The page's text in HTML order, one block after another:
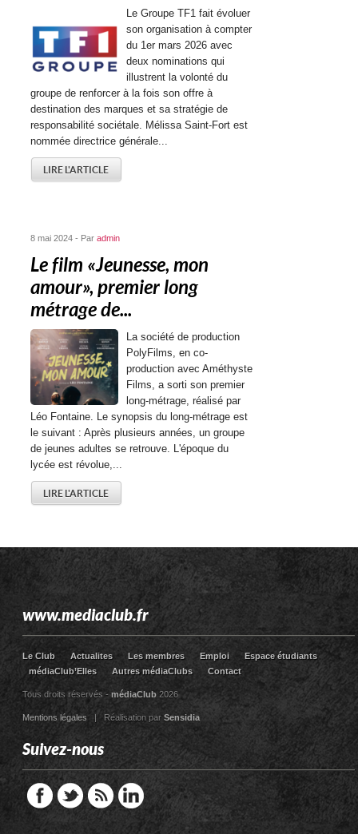
Le Groupe TF1 fait évoluer
son organisation à compter
du 1er mars 2026 avec
deux nominations qui
illustrent la volonté du
groupe de renforcer à la fois son offre à
destination des marques et sa stratégie de
responsabilité sociétale. Mélissa Saint-Fort est
nommée directrice générale...
LIRE L'ARTICLE
8 mai 2024 - Paradmin
Le film « Jeunesse, mon
amour », premier long
métrage de...
La société de production
PolyFilms, en co-
production avec Améthyste
Films, a sorti son premier
long-métrage, réalisé par
Léo Fontaine. Le synopsis du long-métrage est
le suivant : Après plusieurs années, un groupe
de jeunes adultes se retrouve. L'époque du
lycée est révolue,...
LIRE L'ARTICLE
www.mediaclub.fr
Le Club Actualites Les membres Emploi
Espace étudiants
médiaClub’Elles
Autres médiaClubs Contact
Tous droits réservés -médiaClub 2026
Mentions légales| Réalisation parSensidia
Suivez-nous